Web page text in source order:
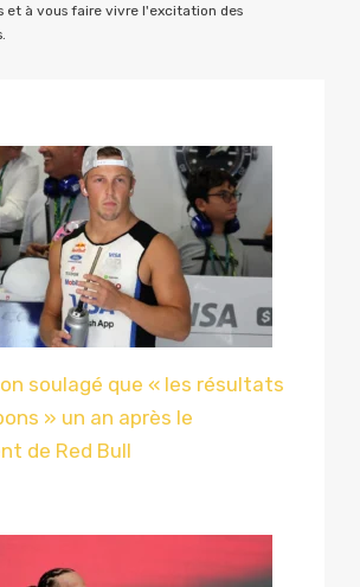
et à vous faire vivre l'excitation des
soulagé que « les résultats
» un an après le
de Red Bull